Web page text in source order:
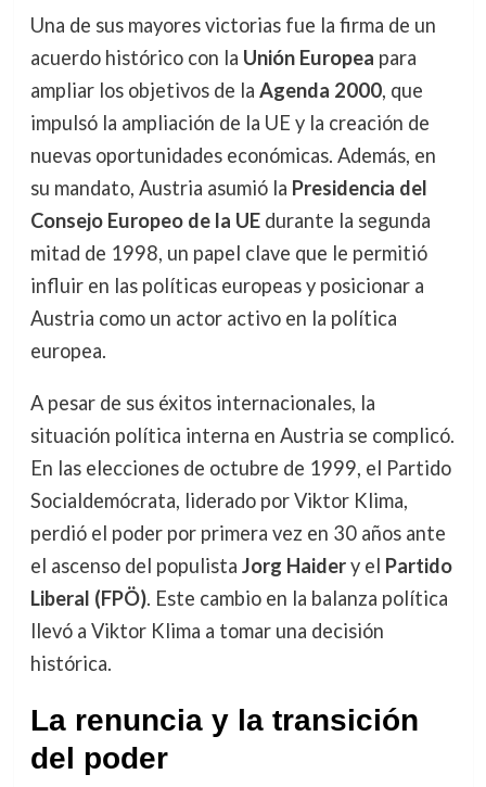
Una de sus mayores victorias fue la firma de un
acuerdo histórico con la Unión Europea para
ampliar los objetivos de la Agenda 2000, que
impulsó la ampliación de la UE y la creación de
nuevas oportunidades económicas. Además, en
su mandato, Austria asumió la Presidencia del
Consejo Europeo de la UEdurante la segunda
mitad de 1998, un papel clave que le permitió
influir en las políticas europeas y posicionar a
Austria como un actor activo en la política
europea.
A pesar de sus éxitos internacionales, la
situación política interna en Austria se complicó.
En las elecciones de octubre de 1999, el Partido
Socialdemócrata, liderado por Viktor Klima,
perdió el poder por primera vez en 30 años ante
el ascenso del populista Jorg Haidery el Partido
Liberal (FPÖ). Este cambio en la balanza política
llevó a Viktor Klima a tomar una decisión
histórica.
La renuncia y la transición
del poder